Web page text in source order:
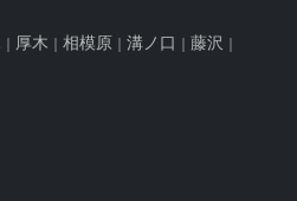
厚木 相模原 溝ノ口 藤沢